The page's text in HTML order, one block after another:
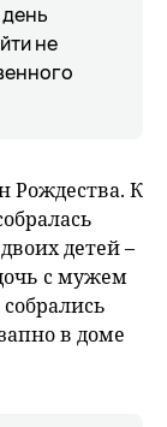
не
Рождества. К
детей –
с мужем
в доме